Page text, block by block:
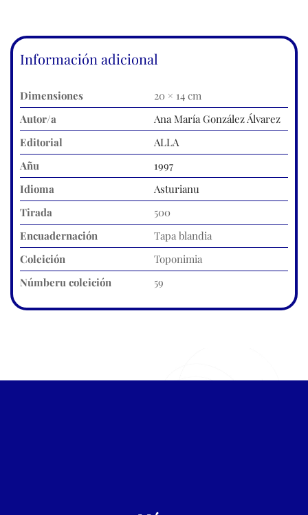
Información adicional
Dimensiones
20 × 14 cm
Autor/a
Ana María González Álvarez
Editorial
ALLA
Añu
1997
Idioma
Asturianu
Tirada
500
Encuadernación
Tapa blandia
Coleición
Toponimia
Númberu coleición
59